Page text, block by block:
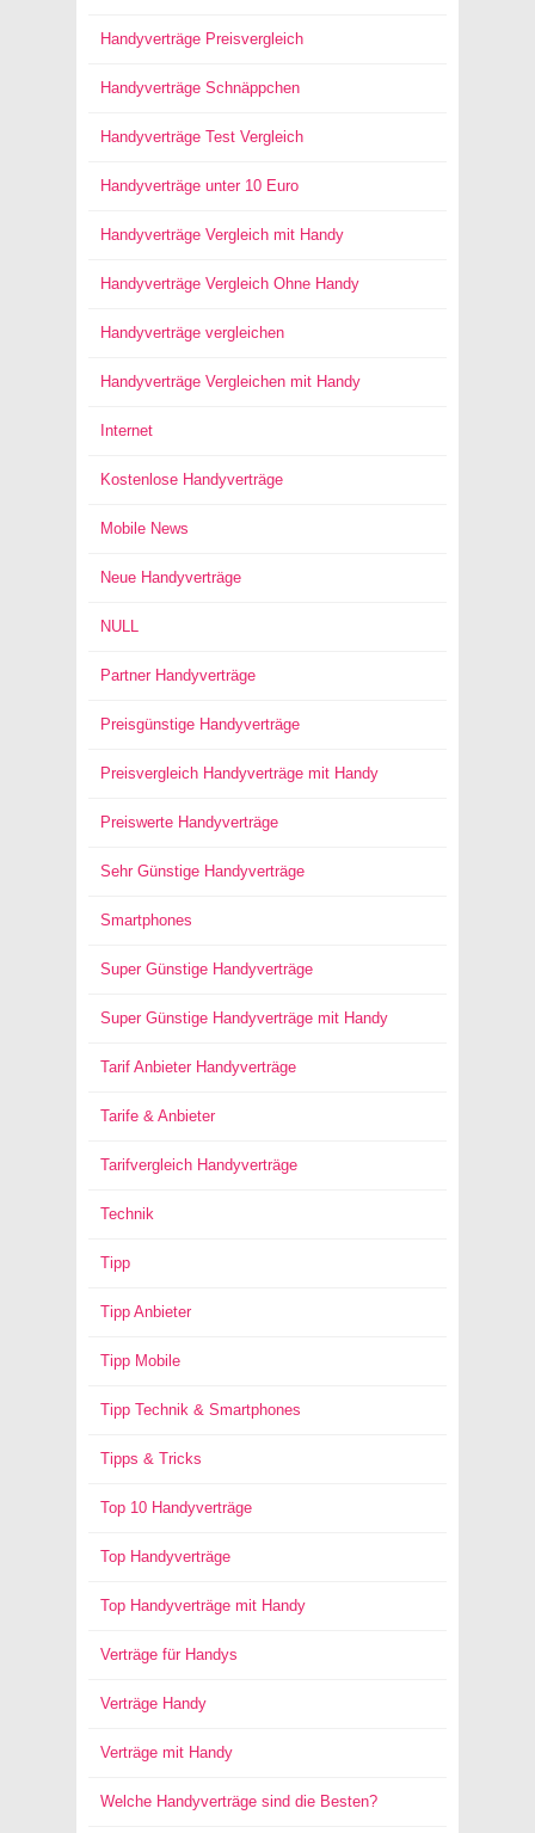
Handyverträge Preisvergleich
Handyverträge Schnäppchen
Handyverträge Test Vergleich
Handyverträge unter 10 Euro
Handyverträge Vergleich mit Handy
Handyverträge Vergleich Ohne Handy
Handyverträge vergleichen
Handyverträge Vergleichen mit Handy
Internet
Kostenlose Handyverträge
Mobile News
Neue Handyverträge
NULL
Partner Handyverträge
Preisgünstige Handyverträge
Preisvergleich Handyverträge mit Handy
Preiswerte Handyverträge
Sehr Günstige Handyverträge
Smartphones
Super Günstige Handyverträge
Super Günstige Handyverträge mit Handy
Tarif Anbieter Handyverträge
Tarife & Anbieter
Tarifvergleich Handyverträge
Technik
Tipp
Tipp Anbieter
Tipp Mobile
Tipp Technik & Smartphones
Tipps & Tricks
Top 10 Handyverträge
Top Handyverträge
Top Handyverträge mit Handy
Verträge für Handys
Verträge Handy
Verträge mit Handy
Welche Handyverträge sind die Besten?